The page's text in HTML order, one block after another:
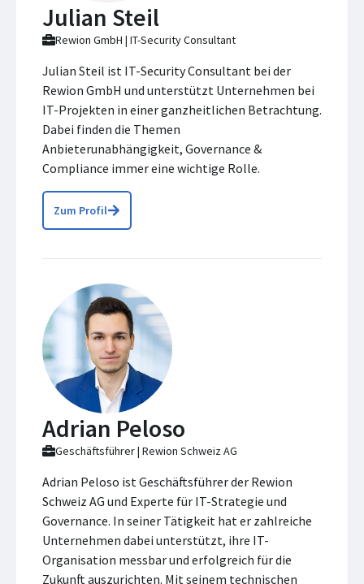
Julian Steil
Rewion GmbH | IT-Security Consultant
Julian Steil ist IT-Security Consultant bei der
Rewion GmbH und unterstützt Unternehmen bei
IT-Projekten in einer ganzheitlichen Betrachtung.
Dabei finden die Themen
Anbieterunabhängigkeit, Governance &
Compliance immer eine wichtige Rolle.
Zum Profil
Adrian Peloso
Geschäftsführer | Rewion Schweiz AG
Adrian Peloso ist Geschäftsführer der Rewion
Schweiz AG und Experte für IT-Strategie und
Governance. In seiner Tätigkeit hat er zahlreiche
Unternehmen dabei unterstützt, ihre IT-
Organisation messbar und erfolgreich für die
Zukunft auszurichten. Mit seinem technischen